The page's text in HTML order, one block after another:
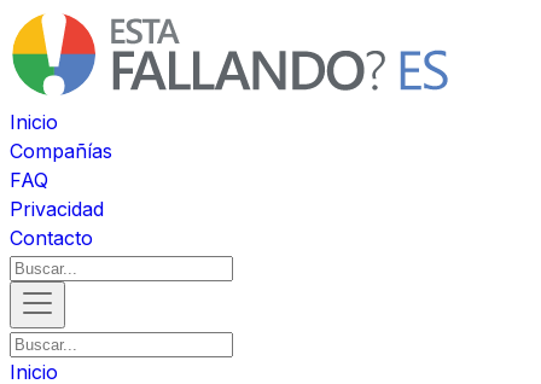
Inicio
Compañías
FAQ
Privacidad
Contacto
Inicio